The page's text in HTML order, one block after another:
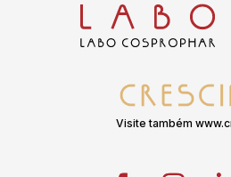
Visite também